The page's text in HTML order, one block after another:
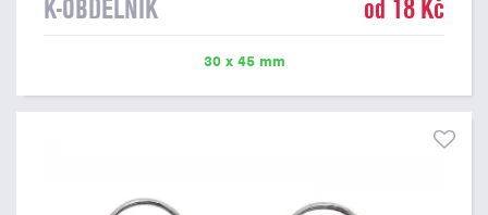
K-OBDELNÍK od 18 Kč
30 x 45 mm